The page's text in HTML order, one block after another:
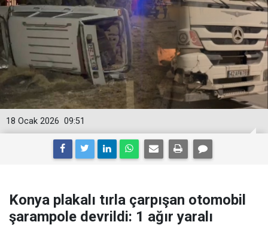
09:51
18 Ocak 2026
Konya plakalı tırla çarpışan otomobil
şarampole devrildi: 1 ağır yaralı